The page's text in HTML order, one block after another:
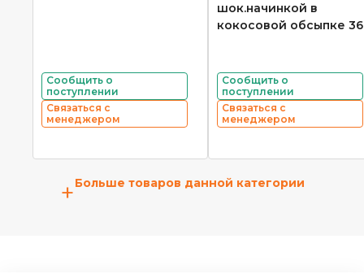
Сообщить о
поступлении
Связаться с
менеджером
шок.начинкой в
кокосовой обсыпке
Сообщить о
поступлении
Связаться с
менеджером
+Больше товаров данной категории